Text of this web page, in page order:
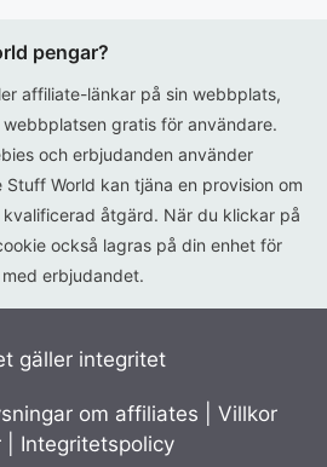
pengar?
affiliate-länkar på sin webbplats,
gratis för användare.
och erbjudanden använder
Stuff World kan tjäna en provision om
åtgärd. När du klickar på
också lagras på din enhet för
erbjudandet.
gäller integritet
om affiliates
Villkor
Integritetspolicy